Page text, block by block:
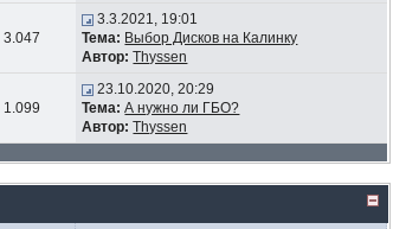
3.047
3.3.2021, 19:01
Тема: Выбор Дисков на Калинку
Автор: Thyssen
1.099
23.10.2020, 20:29
Тема: А нужно ли ГБО?
Автор: Thyssen